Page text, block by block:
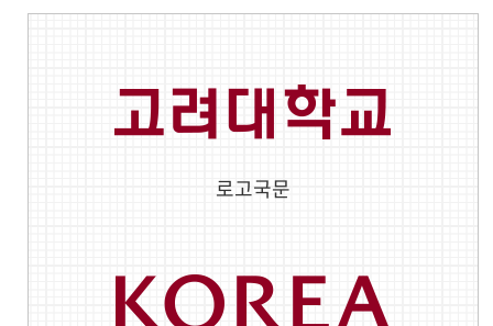
로고국문